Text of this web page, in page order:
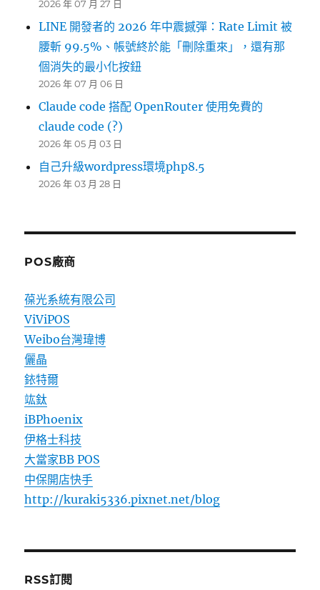
2026 年 07 月 27 日
LINE 開發者的 2026 年中震撼彈：Rate Limit 被
腰斬 99.5%、帳號終於能「刪除重來」，還有那
個消失的最小化按鈕
2026 年 07 月 06 日
Claude code 搭配 OpenRouter 使用免費的
claude code (?)
2026 年 05 月 03 日
自己升級wordpress環境php8.5
2026 年 03 月 28 日
POS廠商
葆光系統有限公司
ViViPOS
Weibo台灣瑋博
儷晶
銥特爾
竑鈦
iBPhoenix
伊格士科技
大當家BB POS
中保開店快手
http://kuraki5336.pixnet.net/blog
RSS訂閱